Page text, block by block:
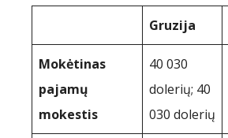
Gruzija
Mokėtinas
pajamų
mokestis
40 030
dolerių; 40
030 dolerių